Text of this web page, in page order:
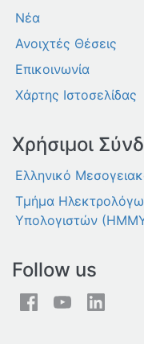
Νέα
Ανοιχτές Θέσεις
Επικοινωνία
Χάρτης Ιστοσελίδας
Χρήσιμοι
Ελληνικό
Τμήμα
Υπολογιστών
Follow us